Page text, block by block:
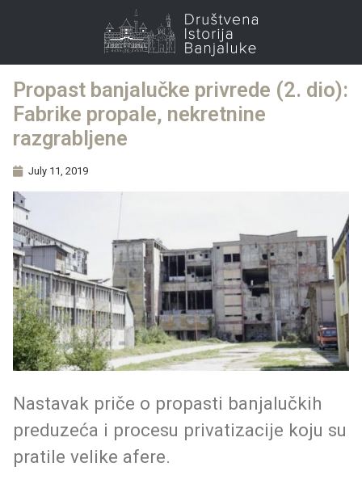
Propast banjalučke privrede (2. dio):
Fabrike propale, nekretnine
razgrabljene
July 11, 2019
Nastavak priče o propasti banjalučkih
preduzeća i procesu privatizacije koju su
pratile velike afere.